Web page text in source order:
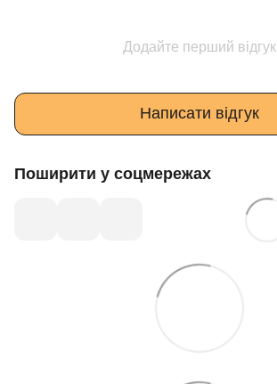
Додайте перший відгук
Написати відгук
Поширити у соцмережах